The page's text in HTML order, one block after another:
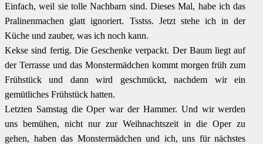
Einfach, weil sie tolle Nachbarn sind. Dieses Mal, habe ich das
Pralinenmachen glatt ignoriert. Tsstss. Jetzt stehe ich in der
Küche und zauber, was ich noch kann.
Kekse sind fertig. Die Geschenke verpackt. Der Baum liegt auf
der Terrasse und das Monstermädchen kommt morgen früh zum
Frühstück und dann wird geschmückt, nachdem wir ein
gemütliches Frühstück hatten.
Letzten Samstag die Oper war der Hammer. Und wir werden
uns bemühen, nicht nur zur Weihnachtszeit in die Oper zu
gehen, haben das Monstermädchen und ich, uns für nächstes